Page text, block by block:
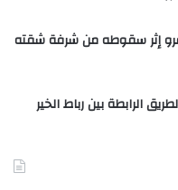
إثر سقوطه من شرفة شقته
الرابطة بين رباط الخير